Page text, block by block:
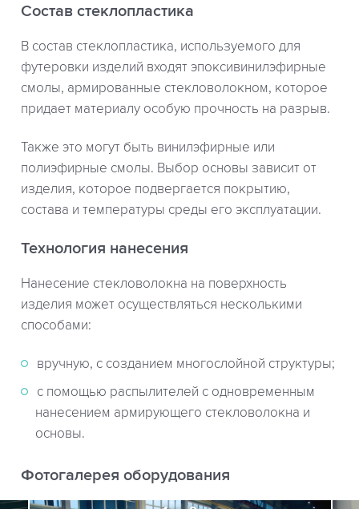
Состав стеклопластика
В состав стеклопластика, используемого для
футеровки изделий входят эпоксивинилэфирные
смолы, армированные стекловолокном, которое
придает материалу особую прочность на разрыв.
Также это могут быть винилэфирные или
полиэфирные смолы. Выбор основы зависит от
изделия, которое подвергается покрытию,
состава и температуры среды его эксплуатации.
Технология нанесения
Нанесение стекловолокна на поверхность
изделия может осуществляться несколькими
способами:
вручную, с созданием многослойной структуры;
с помощью распылителей с одновременным
нанесением армирующего стекловолокна и
основы.
Фотогалерея оборудования